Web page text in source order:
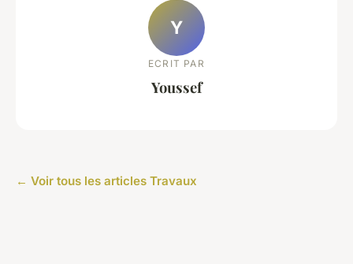
Y
ECRIT PAR
Youssef
← Voir tous les articles Travaux